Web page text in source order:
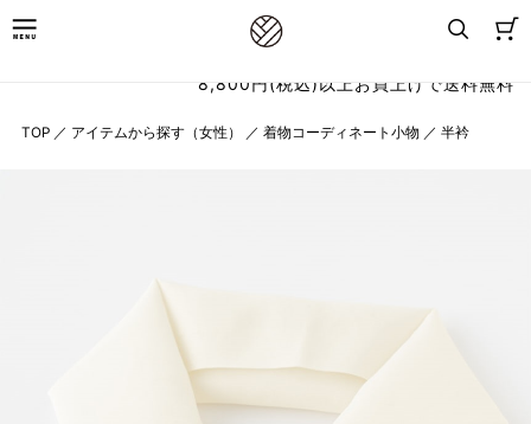
8,800円(税込)以上お買上げで送料無料
TOP ／ アイテムから探す（女性） ／ 着物コーディネート小物 ／ 半衿